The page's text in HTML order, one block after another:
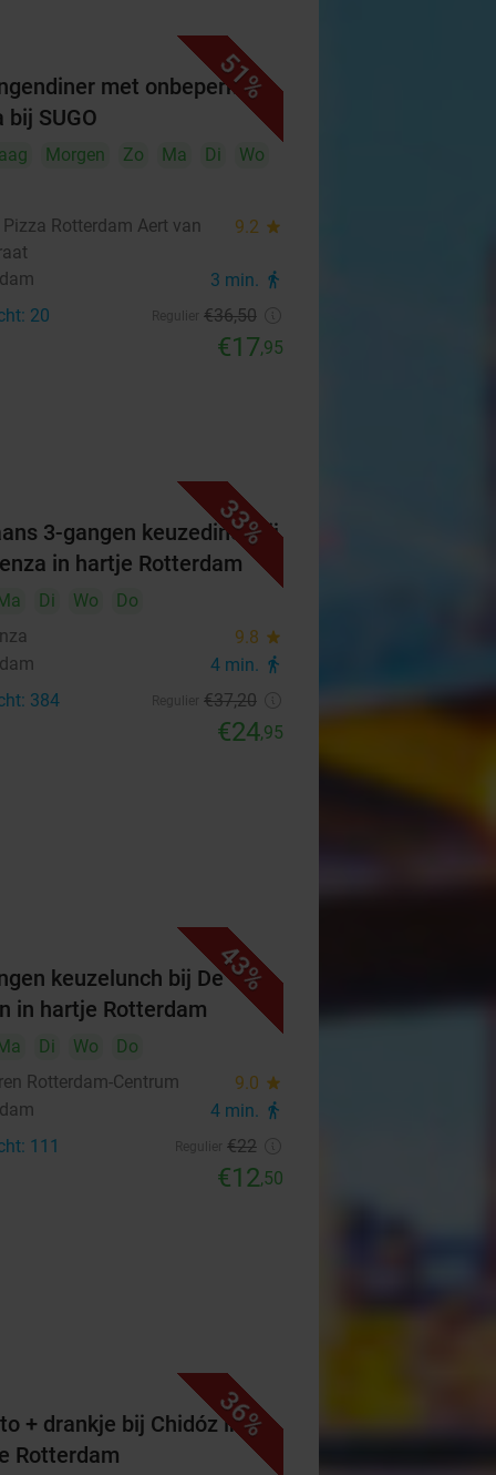
51%
met onbeperkt
bij SUGO
Morgen Zo Ma Di
Wo
Pizza Rotterdam Aert van
9.2 star
3 min. directions_walk
20 €36,50
€17,95
33%
3-gangen keuzediner bij
in hartje Rotterdam
Di Wo
Do
9.8 star
4 min. directions_walk
384 €37,20
€24,95
43%
keuzelunch bij De
in hartje Rotterdam
Di Wo
Do
Rotterdam-Centrum
9.0 star
4 min. directions_walk
111 €22
€12,50
36%
+ drankje bij Chidóz in
Rotterdam